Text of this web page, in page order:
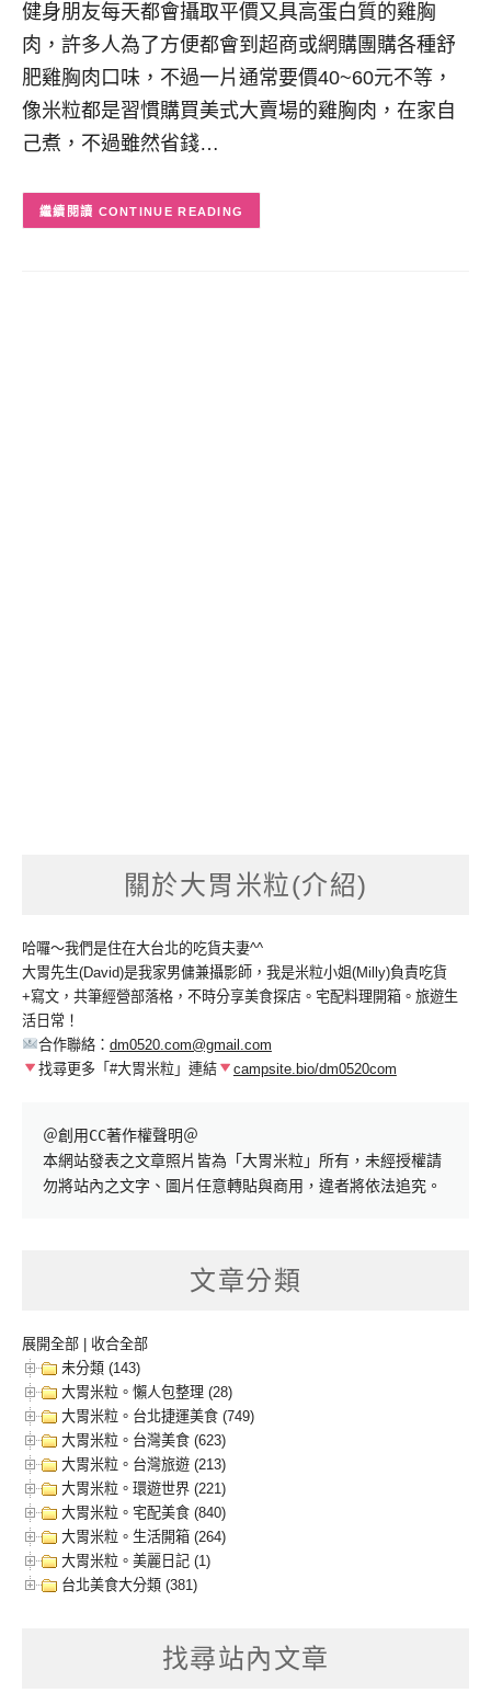
健身朋友每天都會攝取平價又具高蛋白質的雞胸
肉，許多人為了方便都會到超商或網購團購各種舒
肥雞胸肉口味，不過一片通常要價40~60元不等，
像米粒都是習慣購買美式大賣場的雞胸肉，在家自
己煮，不過雖然省錢…
CONTINUE READING
關於大胃米粒(介紹)
哈囉～我們是住在大台北的吃貨夫妻^^
大胃先生(David)是我家男傭兼攝影師，我是米粒小姐(Milly)負責吃貨
+寫文，共筆經營部落格，不時分享美食探店。宅配料理開箱。旅遊生
活日常！
合作聯絡： dm0520.com@gmail.com
找尋更多「#大胃米粒」連結
campsite.bio/dm0520com
＠創用CC著作權聲明＠
本網站發表之文章照片皆為「大胃米粒」所有，未經授權請
勿將站內之文字、圖片任意轉貼與商用，違者將依法追究。
文章分類
展開全部 | 收合全部
未分類 (143)
大胃米粒。懶人包整理 (28)
大胃米粒。台北捷運美食 (749)
大胃米粒。台灣美食 (623)
大胃米粒。台灣旅遊 (213)
大胃米粒。環遊世界 (221)
大胃米粒。宅配美食 (840)
大胃米粒。生活開箱 (264)
大胃米粒。美麗日記 (1)
台北美食大分類 (381)
找尋站內文章